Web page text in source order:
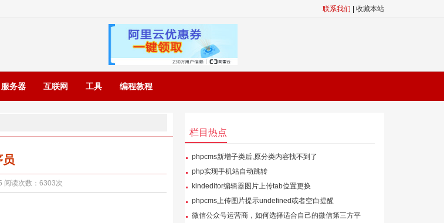
联系我们 收藏本站
服务器 互联网 工具 编程教程
员
读次数： 6303次
栏目热点
phpcms新增子类后,原分类内容找不到了
php实现手机站自动跳转
kindeditor编辑器图片上传tab位置更换
phpcms上传图片提示undefined或者空白提醒
微信公众号运营商，如何选择适合自己的微信第三方平